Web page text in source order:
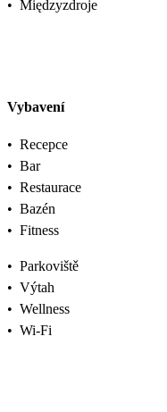
• Międzyzdroje
Vybavení
• Recepce
• Bar
• Restaurace
• Bazén
• Fitness
• Parkoviště
• Výtah
• Wellness
• Wi-Fi